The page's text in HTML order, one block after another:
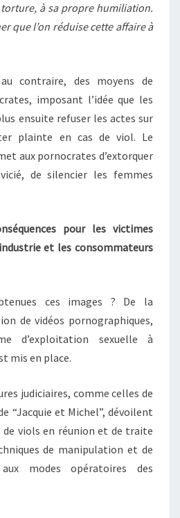
à sa propre humiliation.
que l’on réduise cette affaire à
contraire, des moyens de
imposant l’idée que les
ensuite refuser les actes sur
plainte en cas de viol. Le
aux pornocrates d’extorquer
de silencier les femmes
pour les victimes
et les consommateurs
ces images ? De la
de vidéos pornographiques,
d’exploitation sexuelle à
mis en place.
judiciaires, comme celles de
“Jacquie et Michel”, dévoilent
de viols en réunion et de traite
de manipulation et de
modes opératoires des